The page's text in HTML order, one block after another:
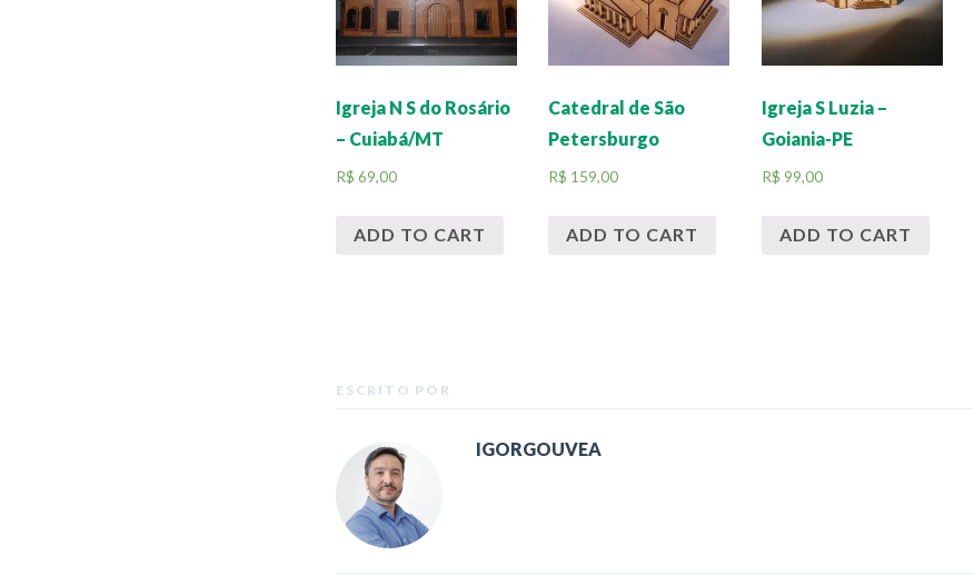
Igreja N S do Rosário
– Cuiabá/MT
R$ 69,00
ADD TO CART
Catedral de São
Petersburgo
R$ 159,00
ADD TO CART
Igreja S Luzia –
Goiania-PE
R$ 99,00
ADD TO CART
ESCRITO POR
IGORGOUVEA